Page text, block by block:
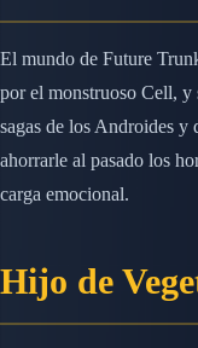
El mundo de Future
por el monstruoso Cell, y
sagas de los Androides y
ahorrarle al pasado los
carga emocional.
Hijo de